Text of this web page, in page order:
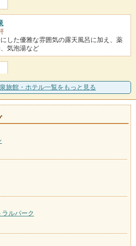
した優雅な雰囲気の露天風呂に加え、薬
気泡湯など
旅館・ホテル一覧をもっと見る
ルパーク